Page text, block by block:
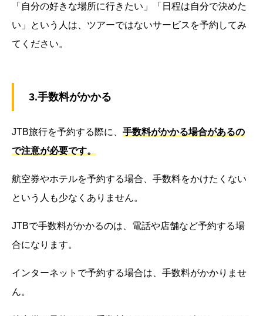
「自分の好きな場所に行きたい」「日程は自分で決めた
い」という人は、ツアーではないサービスを予約してみ
てください。
3.手数料がかかる
JTB旅行を予約する際に、 手数料がかかる場合があるの
で注意が必要です。
航空券やホテルを予約する場合、手数料をかけたくない
という人も少なくありません。
JTBで手数料がかかるのは、電話や店舗など予約する場
合になります。
インターネットで予約する場合は、手数料がかかりませ
ん。